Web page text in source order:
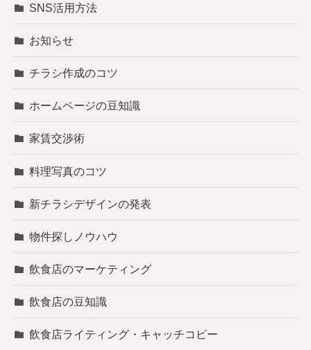
SNS活用方法
お知らせ
チラシ作成のコツ
ホームページの豆知識
家賃交渉術
料理写真のコツ
新チラシデザインの発表
物件探しノウハウ
飲食店のマーケティング
飲食店の豆知識
飲食店ライティング・キャッチコピー